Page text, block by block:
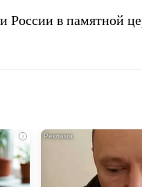
России в памятной
i